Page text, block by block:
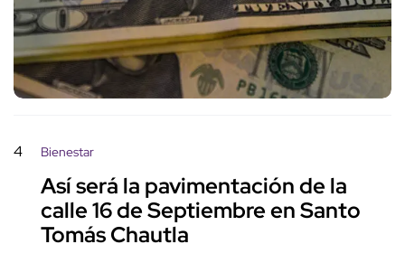
4 Bienestar
Así será la pavimentación de la
calle 16 de Septiembre en Santo
Tomás Chautla